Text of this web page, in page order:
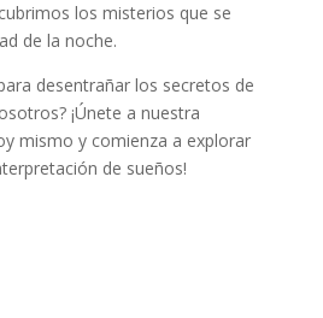
los misterios que se
de la noche.
desentrañar los secretos de
¡Únete a nuestra
mismo y comienza a explorar
de sueños!